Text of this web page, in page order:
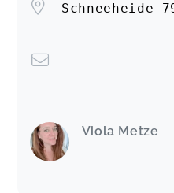
Schneeheide
Viola Metze